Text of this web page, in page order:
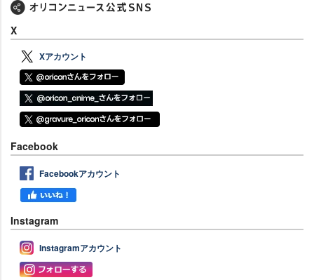
X
Xアカウント
Facebook
Facebookアカウント
Instagram
Instagramアカウント